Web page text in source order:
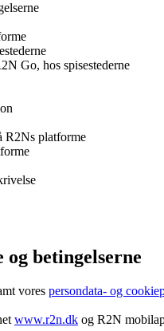
Go, hos spisestederne
R2Ns platforme
betingelserne
vores persondata- og
www.r2n.dk og R2N